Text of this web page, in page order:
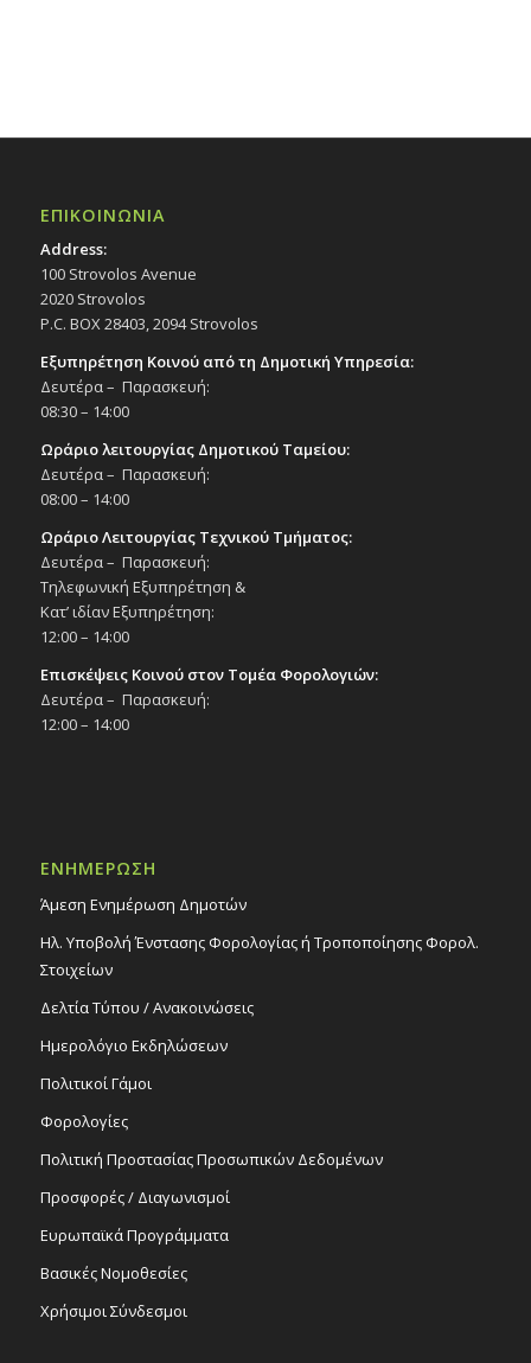
ΕΠΙΚΟΙΝΩΝΙΑ
Address:
100 Strovolos Avenue
2020 Strovolos
P.C. BOX 28403, 2094 Strovolos
Εξυπηρέτηση Κοινού από τη Δημοτική Υπηρεσία:
Δευτέρα – Παρασκευή:
08:30 – 14:00
Ωράριο λειτουργίας Δημοτικού Ταμείου:
Δευτέρα – Παρασκευή:
08:00 – 14:00
Ωράριο Λειτουργίας Τεχνικού Τμήματος:
Δευτέρα – Παρασκευή:
Τηλεφωνική Εξυπηρέτηση &
Κατ’ ιδίαν Εξυπηρέτηση:
12:00 – 14:00
Επισκέψεις Κοινού στον Τομέα Φορολογιών:
Δευτέρα – Παρασκευή:
12:00 – 14:00
ΕΝΗΜΕΡΩΣΗ
Άμεση Ενημέρωση Δημοτών
Ηλ. Υποβολή Ένστασης Φορολογίας ή Τροποποίησης Φορολ.
Στοιχείων
Δελτία Τύπου / Ανακοινώσεις
Ημερολόγιο Εκδηλώσεων
Πολιτικοί Γάμοι
Φορολογίες
Πολιτική Προστασίας Προσωπικών Δεδομένων
Προσφορές / Διαγωνισμοί
Ευρωπαϊκά Προγράμματα
Βασικές Νομοθεσίες
Χρήσιμοι Σύνδεσμοι